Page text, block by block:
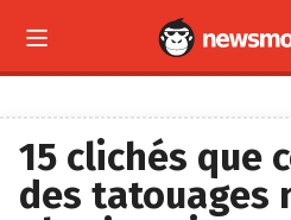

15 clichés que
des tatouages